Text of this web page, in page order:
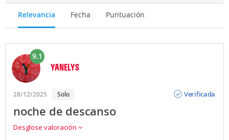
Relevancia Fecha Puntuación
9.1
YANELYS
28/12/2025 Solo
Verificada
noche de descanso
Desglose valoración